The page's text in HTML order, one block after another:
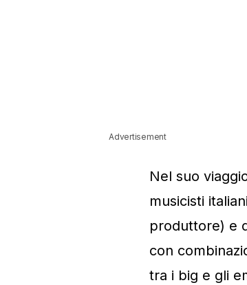
Advertisement
Nel suo
musicisti
produttore) e
con
tra i big e gli